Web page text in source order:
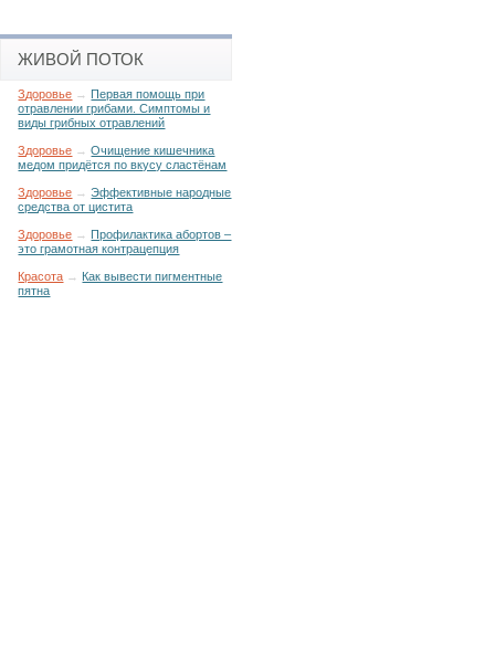
ЖИВОЙ ПОТОК
Здоровье → Первая помощь при
отравлении грибами. Симптомы и
виды грибных отравлений
Здоровье →Очищение кишечника
медом придётся по вкусу сластёнам
Здоровье →Эффективные народные
средства от цистита
Здоровье → Профилактика абортов –
это грамотная контрацепция
Красота → Как вывести пигментные
пятна